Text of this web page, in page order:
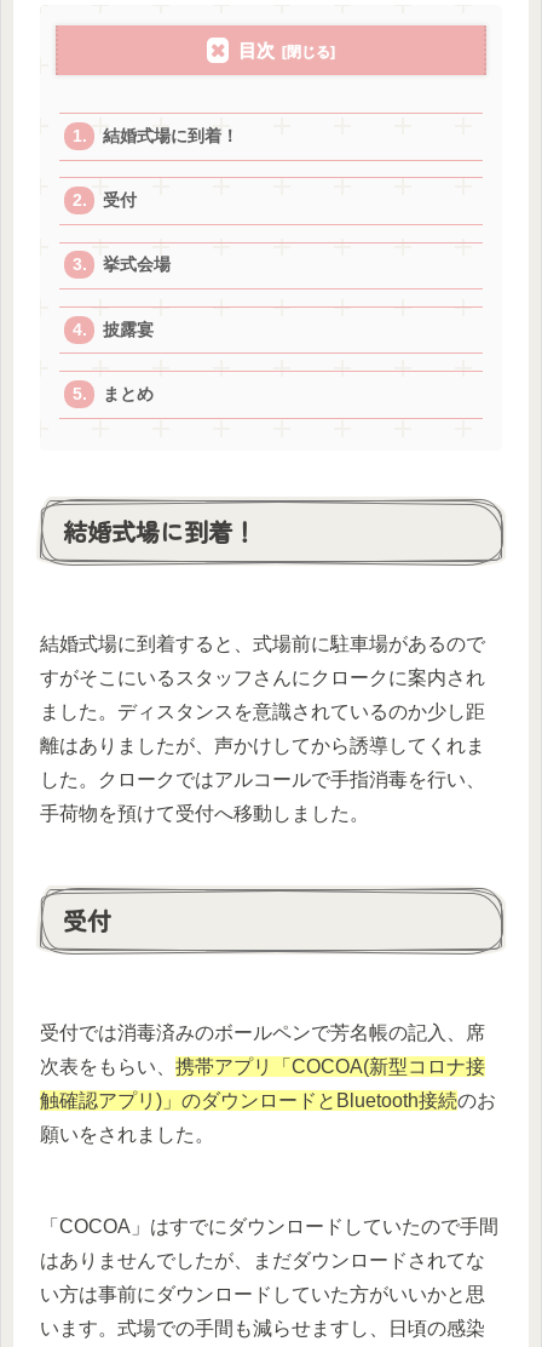
目次
結婚式場に到着！
受付
挙式会場
披露宴
まとめ
結婚式場に到着！
結婚式場に到着すると、式場前に駐車場があるので
すがそこにいるスタッフさんにクロークに案内され
ました。ディスタンスを意識されているのか少し距
離はありましたが、声かけしてから誘導してくれま
した。クロークではアルコールで手指消毒を行い、
手荷物を預けて受付へ移動しました。
受付
受付では消毒済みのボールペンで芳名帳の記入、席
次表をもらい、 携帯アプリ「COCOA(新型コロナ接
触確認アプリ)」のダウンロードとBluetooth接続のお
願いをされました。
「COCOA」はすでにダウンロードしていたので手間
はありませんでしたが、まだダウンロードされてな
い方は事前にダウンロードしていた方がいいかと思
います。式場での手間も減らせますし、日頃の感染